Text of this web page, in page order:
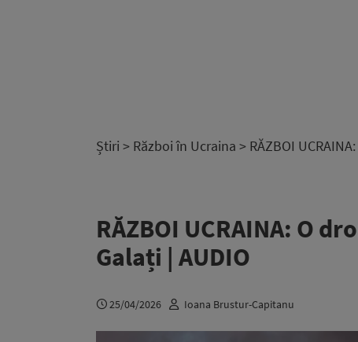
Știri > Război în Ucraina > RĂZBOI
RĂZBOI UCRAINA: O
Galați | AUDIO
25/04/2026 Ioana Brustur-Capitanu